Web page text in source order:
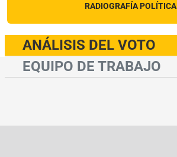
RADIOGRAFÍA POLÍTICA
ANÁLISIS DEL VOTO
EQUIPO DE TRABAJO